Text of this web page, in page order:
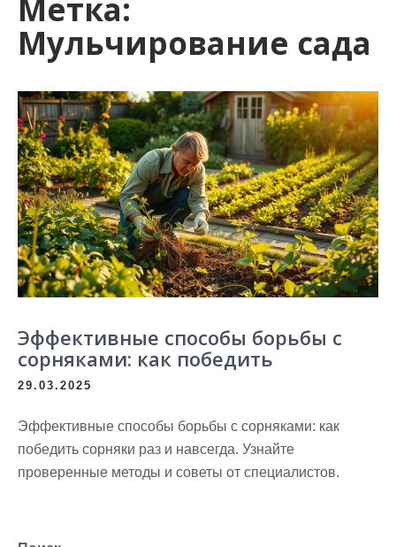
Метка:
Мульчирование сада
Эффективные способы борьбы с
сорняками: как победить
29.03.2025
Эффективные способы борьбы с сорняками: как
победить сорняки раз и навсегда. Узнайте
проверенные методы и советы от специалистов.